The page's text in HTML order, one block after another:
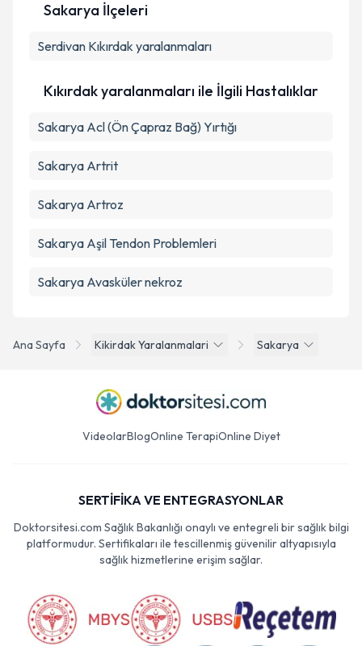
Ana Sayfa Kikirdak Yaralanmalari Sakarya
Sakarya İlçeleri
Serdivan Kıkırdak yaralanmaları
Kıkırdak yaralanmaları ile İlgili Hastalıklar
Sakarya Acl (Ön Çapraz Bağ) Yırtığı
Sakarya Artrit
Sakarya Artroz
Sakarya Aşil Tendon Problemleri
Sakarya Avasküler nekroz
VideolarBlogOnline TerapiOnline Diyet
SERTİFİKA VE ENTEGRASYONLAR
Doktorsitesi.com Sağlık Bakanlığı onaylı ve entegreli bir sağlık bilgi
platformudur. Sertifikaları ile tescillenmiş güvenilir altyapısıyla
sağlık hizmetlerine erişim sağlar.